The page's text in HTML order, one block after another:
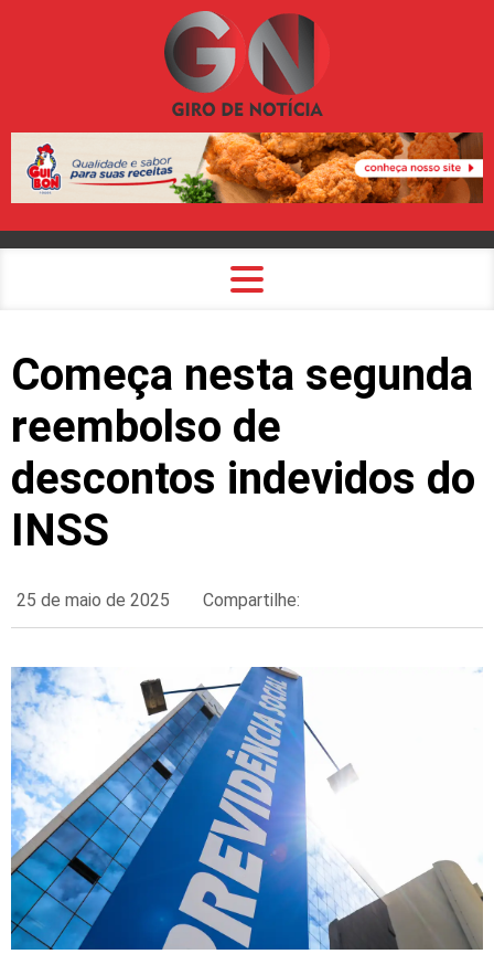
Começa nesta segunda
reembolso de
descontos indevidos do
INSS
25 de maio de 2025 Compartilhe: